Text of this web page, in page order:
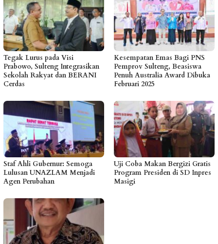
Tegak Lurus pada Visi
Prabowo, Sulteng Integrasikan
Sekolah Rakyat dan BERANI
Cerdas
Kesempatan Emas Bagi PNS
Pemprov Sulteng, Beasiswa
Penuh Australia Award Dibuka
Februari 2025
Staf Ahli Gubernur: Semoga
Lulusan UNAZLAM Menjadi
Agen Perubahan
Uji Coba Makan Bergizi Gratis
Program Presiden di SD Inpres
Masigi